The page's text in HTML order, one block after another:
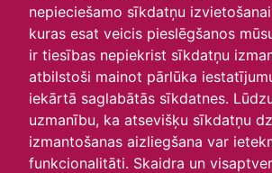
nepieciešamo sīkdatņu
kuras esat veicis pieslēgšanos
ir tiesības nepiekrist sīkdatņu
atbilstoši mainot pārlūka
iekārtā saglabātās sīkdatnes.
uzmanību, ka atsevišķu sīkdatņu
izmantošanas aizliegšana var
funkcionalitāti. Skaidra un